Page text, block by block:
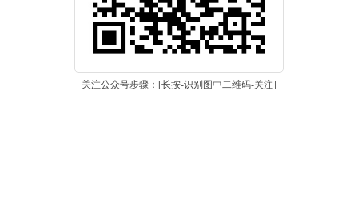
关注公众号步骤：[长按-识别图中二维码-关注]